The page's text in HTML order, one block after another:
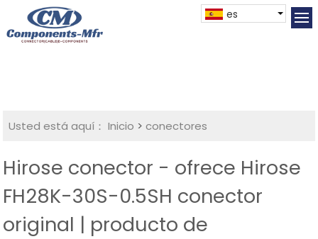
es
Usted está aquí： Inicio >conectores
Hirose conector - ofrece Hirose
FH28K-30S-0.5SH conector
original | producto de